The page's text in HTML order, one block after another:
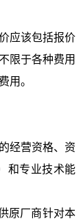
应该包括报价
限于各种费用
用。
经营资格、资
和专业技术能
原厂商针对本